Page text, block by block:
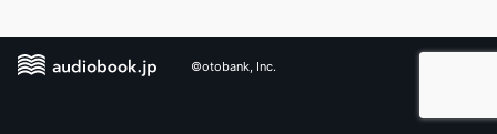
©otobank, Inc.